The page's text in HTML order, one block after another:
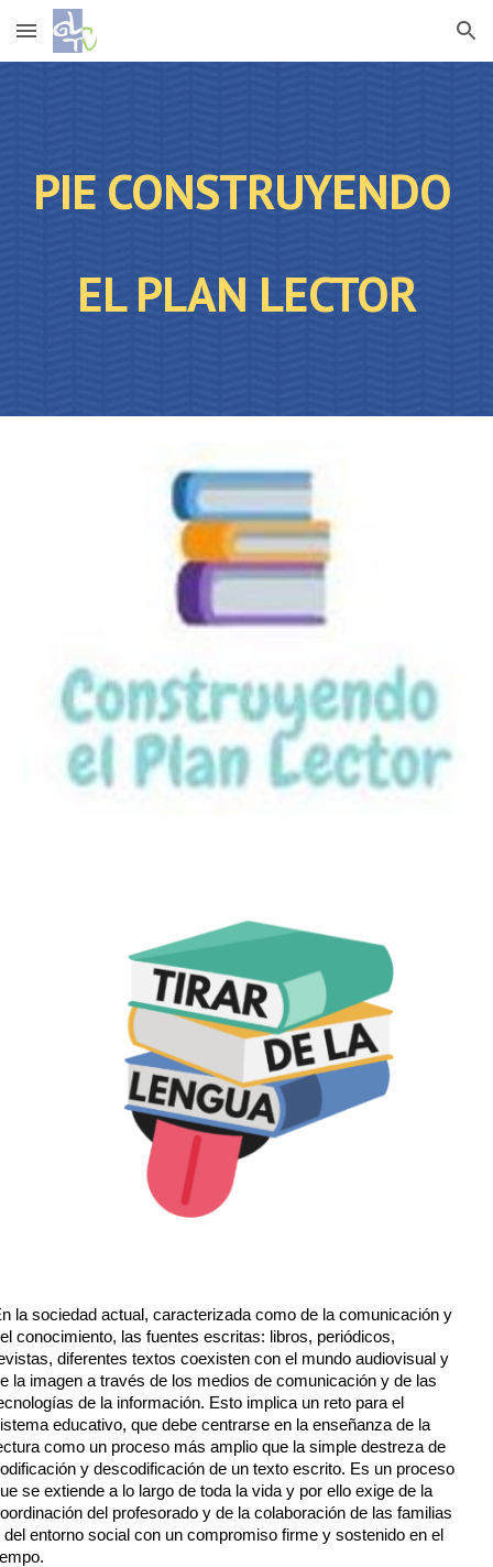
Skip to main content Skip to navigation
PIE CONSTRUYENDO
EL PLAN LECTOR
la sociedad actual, caracterizada como de la comunicación y
conocimiento, las fuentes escritas: libros, periódicos,
diferentes textos coexisten con el mundo audiovisual y
la imagen a través de los medios de comunicación y de las
de la información. Esto implica un reto para el
educativo, que debe centrarse en la enseñanza de la
como un proceso más amplio que la simple destreza de
y descodificación de un texto escrito. Es un proceso
se extiende a lo largo de toda la vida y por ello exige de la
del profesorado y de la colaboración de las familias
del entorno social con un compromiso firme y sostenido en el